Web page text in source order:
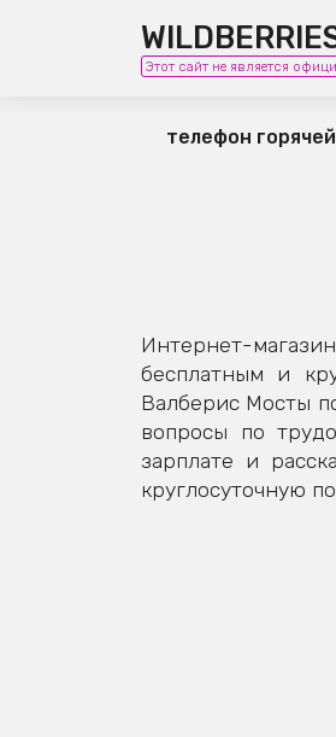
Этот сайт не является
телефон
Интернет-
бесплатным и
Валберис Мосты
вопросы по
зарплате и
круглосуточную